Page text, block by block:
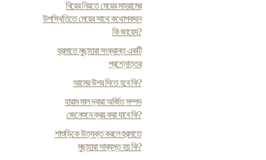
বিয়ের নিয়তে মেয়ের মাহরামের
উপস্থিতিতে মেয়ের সাথে কথোপকথন
কি জায়েয?
হুরমাতে মুছাহারা সংক্রান্ত একটি
প্রশ্নোত্তর
আমের উশর দিতে হবে কি?
হারাম মাল দ্বারা অর্জিত সম্পদ
জেনেশুনে ক্রয় করা যাবে কি?
শাশুড়িকে উত্যক্ত করলে হুরমাতে
মুছাহারা সাব্যস্ত হয় কি?